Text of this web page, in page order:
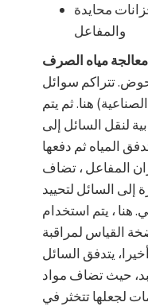
محايدة
والمفاعل
مياه الصرف
تتراكم سوائل
هنا. ثم يتم
لنقل السائل إلى
المياه ثم دفعها
المفاعل ، تضاف
إلى السائل لتحييد
هنا ، يتم استخدام
القياس لمراقبة
يتدفق السائل
حيث تضاف مواد
لجعلها تتخثر في